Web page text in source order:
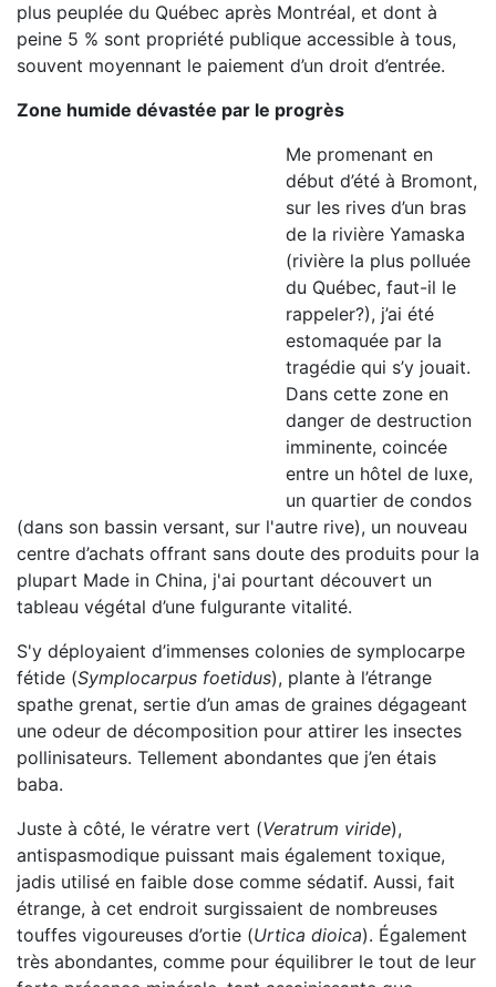
plus peuplée du Québec après Montréal, et dont à
peine 5 % sont propriété publique accessible à tous,
souvent moyennant le paiement d’un droit d’entrée.
Zone humide dévastée par le progrès
Me promenant en
début d’été à Bromont,
sur les rives d’un bras
de la rivière Yamaska
(rivière la plus polluée
du Québec, faut-il le
rappeler?), j’ai été
estomaquée par la
tragédie qui s’y jouait.
Dans cette zone en
danger de destruction
imminente, coincée
entre un hôtel de luxe,
un quartier de condos
(dans son bassin versant, sur l'autre rive), un nouveau
centre d’achats offrant sans doute des produits pour la
plupart Made in China, j'ai pourtant découvert un
tableau végétal d’une fulgurante vitalité.
S'y déployaient d’immenses colonies de symplocarpe
fétide (Symplocarpus foetidus), plante à l’étrange
spathe grenat, sertie d’un amas de graines dégageant
une odeur de décomposition pour attirer les insectes
pollinisateurs. Tellement abondantes que j’en étais
baba.
Juste à côté, le vératre vert (Veratrum viride),
antispasmodique puissant mais également toxique,
jadis utilisé en faible dose comme sédatif. Aussi, fait
étrange, à cet endroit surgissaient de nombreuses
touffes vigoureuses d’ortie (Urtica dioica). Également
très abondantes, comme pour équilibrer le tout de leur